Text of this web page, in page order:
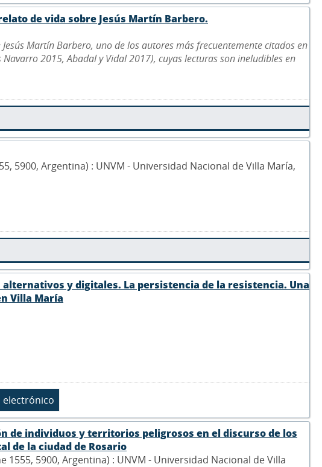
de vida sobre Jesús Martín Barbero.
Martín Barbero, uno de los autores más frecuentemente citados en
2015, Abadal y Vidal 2017), cuyas lecturas son ineludibles en
5900, Argentina) : UNVM - Universidad Nacional de Villa María,
y digitales. La persistencia de la resistencia. Una
Villa María
de individuos y territorios peligrosos en el discurso de los
de la ciudad de Rosario
1555, 5900, Argentina) : UNVM - Universidad Nacional de Villa